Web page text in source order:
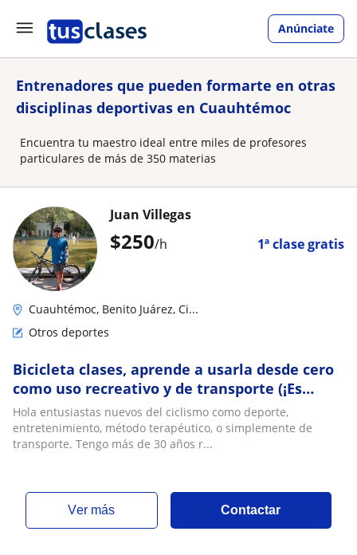
Anúnciate
Entrenadores que pueden formarte en otras
disciplinas deportivas en Cuauhtémoc
Encuentra tu maestro ideal entre miles de profesores
particulares de más de 350 materias
$250/h 1ª clase gratis
Juan Villegas
Cuauhtémoc, Benito Juárez, Ci...
Otros deportes
Bicicleta clases, aprende a usarla desde cero
como uso recreativo y de transporte (¡Es
genial!) Enseñamos sin caídas y con un méto
Hola entusiastas nuevos del ciclismo como deporte,
entretenimiento, método terapéutico, o simplemente de
transporte. Tengo más de 30 años r...
ver más Contactar